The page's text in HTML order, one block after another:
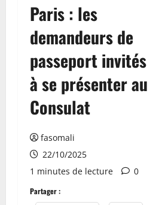
Paris : les
demandeurs de
passeport invités
à se présenter au
Consulat
fasomali
22/10/2025
1 minutes de lecture
0
Partager :